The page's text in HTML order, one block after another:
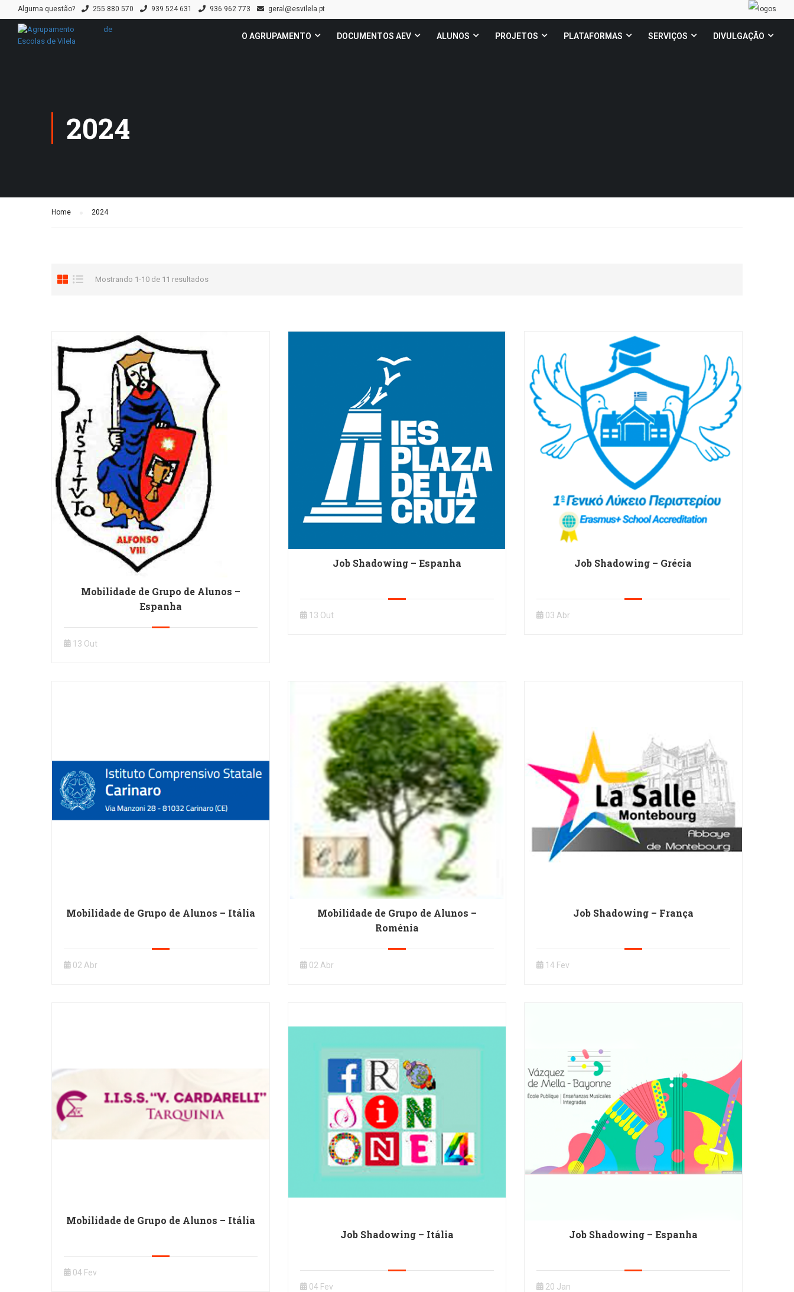
Alguma questão? 255 880 570 939 524 631 936 962 773 geral@esvilela.pt
O AGRUPAMENTO DOCUMENTOS AEV ALUNOS PROJETOS PLATAFORMAS SERVIÇOS DIVULGAÇÃO
2024
Home 2024
Mostrando 1-10 de 11 resultados
Mobilidade de Grupo de Alunos –
Espanha
13 Out
Job Shadowing – Espanha
13 Out
Job Shadowing – Grécia
03 Abr
Mobilidade de Grupo de Alunos – Itália
02 Abr
Mobilidade de Grupo de Alunos –
Roménia
02 Abr
Job Shadowing – França
14 Fev
Mobilidade de Grupo de Alunos – Itália
04 Fev
Job Shadowing – Itália
04 Fev
Job Shadowing – Espanha
20 Jan